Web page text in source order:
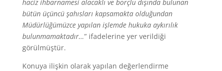
haciz ihbarnamesi alacaklı ve borçlu dışında bulunan
bütün üçüncü şahısları kapsamakta olduğundan
Müdürlüğümüzce yapılan işlemde hukuka aykırılık
bulunmamaktadır…” ifadelerine yer verildiği
görülmüştür.
Konuya ilişkin olarak yapılan değerlendirme